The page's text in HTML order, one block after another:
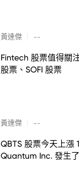
黃達傑 --
Fintech 股票值得關
股票、SOFI 股票
黃達傑 --
QBTS 股票今天上漲
Quantum Inc. 發生